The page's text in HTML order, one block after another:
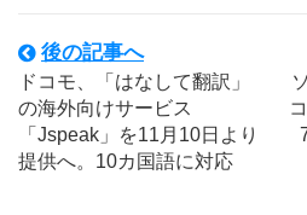
後の記事へ
ドコモ、「はなして翻訳」
の海外向けサービス
「Jspeak」を11月10日より
提供へ。10カ国語に対応